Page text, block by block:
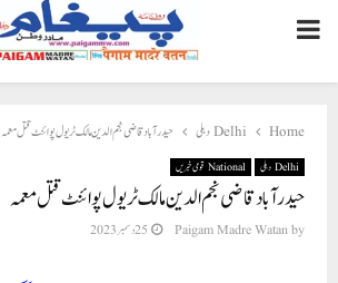
PRIMARY
MENU
Home Delhi دہلی حیدر آباد قاضی نجم الدین مالک ٹریول پوائنٹ قتل معمہ
Delhi دہلی National قومی خبریں
حیدر آباد قاضی نجم الدین مالک ٹریول پوائنٹ قتل معمہ
by
Paigam Madre Watan 25 دسمبر 2023